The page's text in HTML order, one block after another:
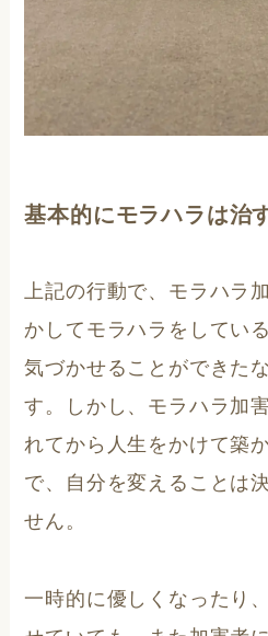
基本的にモラハラは治
上記の行動で、モラハラ
かしてモラハラをしてい
気づかせることができたな
す。しかし、モラハラ加
れてから人生をかけて築
で、自分を変えることは
せん。
一時的に優しくなったり